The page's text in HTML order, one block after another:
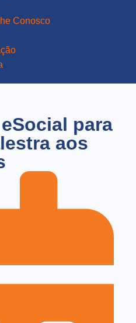
Conosco
para
aos